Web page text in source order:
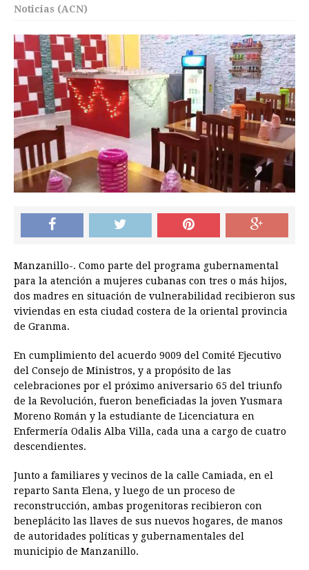
Noticias (ACN)
Manzanillo-. Como parte del programa gubernamental
para la atención a mujeres cubanas con tres o más hijos,
dos madres en situación de vulnerabilidad recibieron sus
viviendas en esta ciudad costera de la oriental provincia
de Granma.
En cumplimiento del acuerdo 9009 del Comité Ejecutivo
del Consejo de Ministros, y a propósito de las
celebraciones por el próximo aniversario 65 del triunfo
de la Revolución, fueron beneficiadas la joven Yusmara
Moreno Román y la estudiante de Licenciatura en
Enfermería Odalis Alba Villa, cada una a cargo de cuatro
descendientes.
Junto a familiares y vecinos de la calle Camiada, en el
reparto Santa Elena, y luego de un proceso de
reconstrucción, ambas progenitoras recibieron con
beneplácito las llaves de sus nuevos hogares, de manos
de autoridades políticas y gubernamentales del
municipio de Manzanillo.